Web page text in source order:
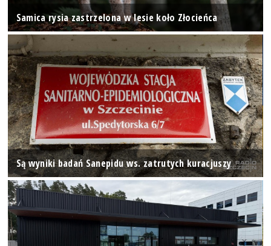
Samica rysia zastrzelona w lesie koło Złocieńca
Są wyniki badań Sanepidu ws. zatrutych kuracjuszy